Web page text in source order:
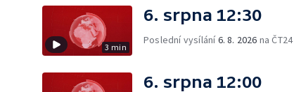
3 min
6. srpna 12:30
Poslední vysílání6. 8. 2026 na ČT24
6. srpna 12:00